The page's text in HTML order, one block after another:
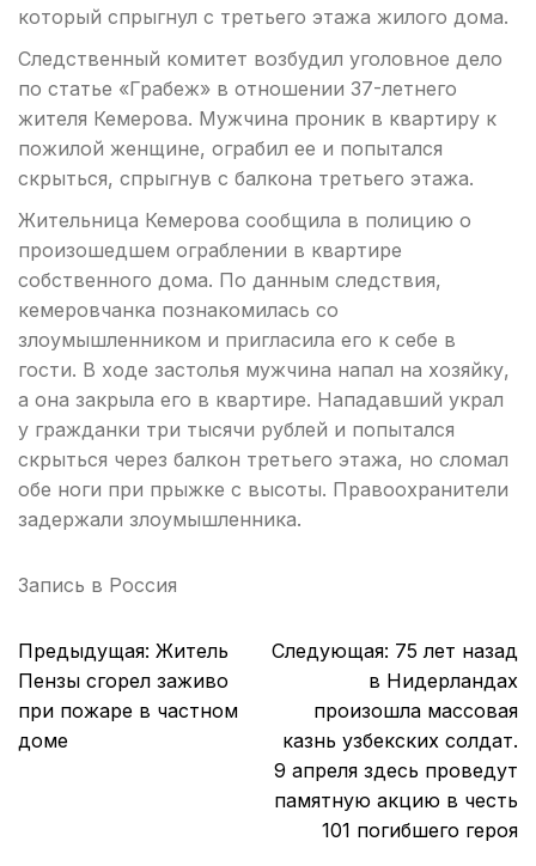
который спрыгнул с третьего этажа жилого дома.
Следственный комитет возбудил уголовное дело
по статье «Грабеж» в отношении 37-летнего
жителя Кемерова. Мужчина проник в квартиру к
пожилой женщине, ограбил ее и попытался
скрыться, спрыгнув с балкона третьего этажа.
Жительница Кемерова сообщила в полицию о
произошедшем ограблении в квартире
собственного дома. По данным следствия,
кемеровчанка познакомилась со
злоумышленником и пригласила его к себе в
гости. В ходе застолья мужчина напал на хозяйку,
а она закрыла его в квартире. Нападавший украл
у гражданки три тысячи рублей и попытался
скрыться через балкон третьего этажа, но сломал
обе ноги при прыжке с высоты. Правоохранители
задержали злоумышленника.
Запись в Россия
Навигация
по
Предыдущая: Житель
Пензы сгорел заживо
при пожаре в частном
доме
Следующая: 75 лет назад
в Нидерландах
произошла массовая
казнь узбекских солдат.
9 апреля здесь проведут
памятную акцию в честь
101 погибшего героя